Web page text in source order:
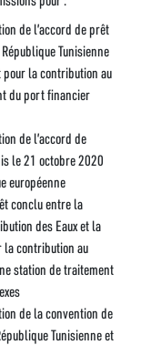
de l’accord de prêt
Tunisienne
pour la contribution au
du port financier
de l’accord de
le 21 octobre 2020
européenne
conclu entre la
des Eaux et la
la contribution au
station de traitement
de la convention de
Tunisienne et